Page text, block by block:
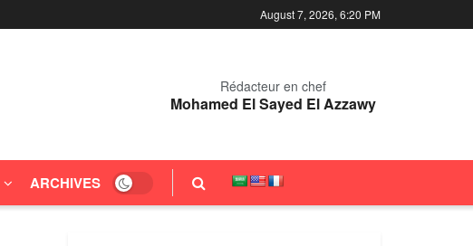
August 7, 2026, 6:20 PM
Rédacteur en chef
Mohamed El Sayed El Azzawy
ARCHIVES